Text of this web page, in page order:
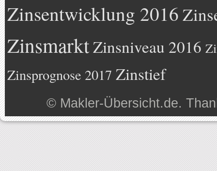
Zinsentwicklung 2016
ZinsmarktZinsniveau 2016
Zinsprognose 2017 Zinstief
© Makler-Übersicht.de.